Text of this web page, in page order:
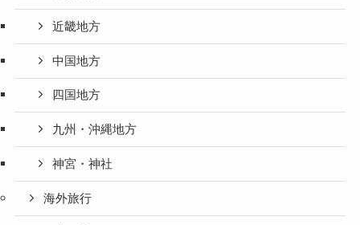
近畿地方
中国地方
四国地方
九州・沖縄地方
神宮・神社
海外旅行